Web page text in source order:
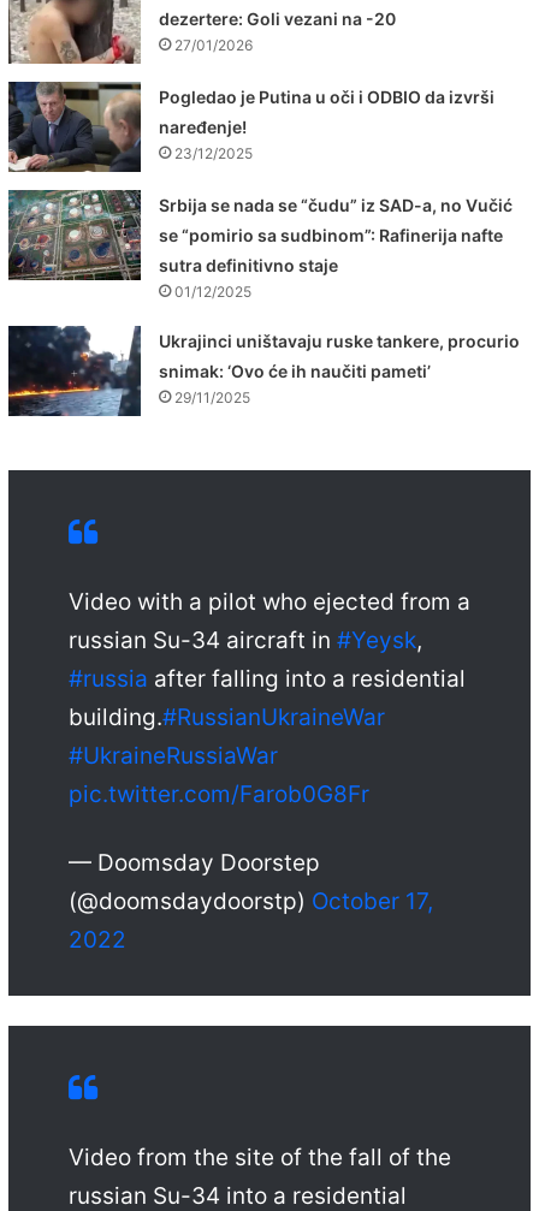
dezertere: Goli vezani na -20
27/01/2026
Pogledao je Putina u oči i ODBIO da izvrši
naređenje!
23/12/2025
Srbija se nada se “čudu” iz SAD-a, no Vučić
se “pomirio sa sudbinom”: Rafinerija nafte
sutra definitivno staje
01/12/2025
Ukrajinci uništavaju ruske tankere, procurio
snimak: ‘Ovo će ih naučiti pameti’
29/11/2025
Video with a pilot who ejected from a
russian Su-34 aircraft in #Yeysk,
#russia after falling into a residential
building.#RussianUkraineWar
#UkraineRussiaWar
pic.twitter.com/Farob0G8Fr
— Doomsday Doorstep
(@doomsdaydoorstp) October 17,
2022
Video from the site of the fall of the
russian Su-34 into a residential